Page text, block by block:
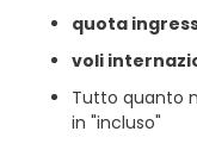
quota
voli
Tutto quanto
in "incluso"